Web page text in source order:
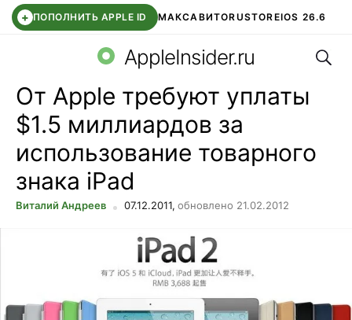
+ ПОПОЛНИТЬ APPLE ID МАКСАВИТОRUSTOREIOS 26.6
СБЕР КИДС ВТБ ОНЛАЙН ЧАТ В ROBLOX
AppleInsider.ru
От Apple требуют уплаты
$1.5 миллиардов за
использование товарного
знака iPad
Виталий Андреев 07.12.2011, обновлено 21.02.2012